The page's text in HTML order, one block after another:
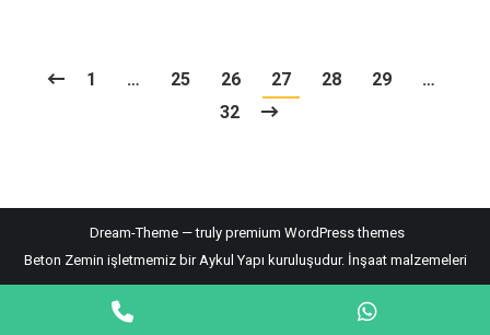
1 … 25 26 27 28 29
…
32
Dream-Theme — truly premium WordPress themes
Beton Zemin işletmemiz bir Aykul Yapı kuruluşudur. İnşaat malzemeleri